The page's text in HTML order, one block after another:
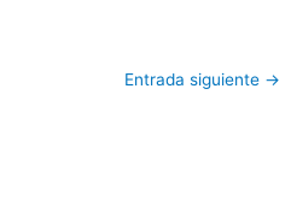
Entrada siguiente →